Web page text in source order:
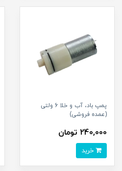
پمپ باد، آب و خلا 6 ولتی
(عمده فروشی)
240,000 تومان